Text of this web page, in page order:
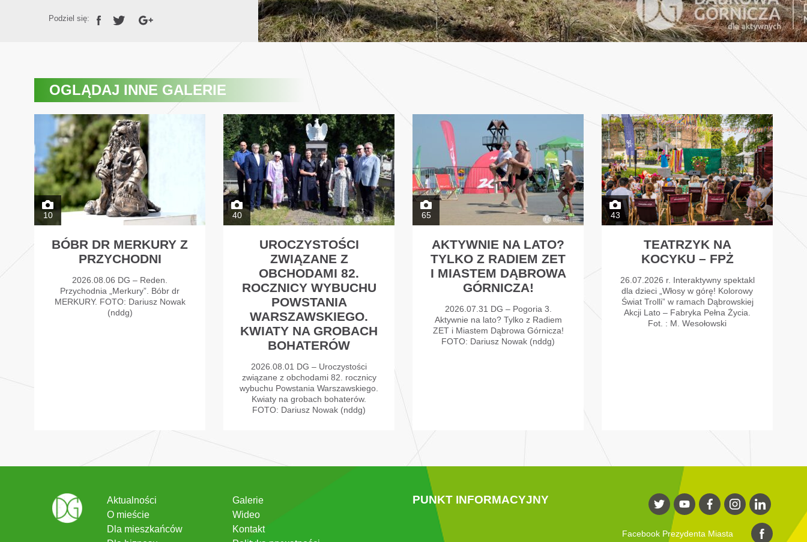
Podziel się:
OGLĄDAJ INNE GALERIE
10
BÓBR DR MERKURY Z
PRZYCHODNI
2026.08.06 DG – Reden.
Przychodnia „Merkury”. Bóbr dr
MERKURY. FOTO: Dariusz Nowak
(nddg)
40
UROCZYSTOŚCI
ZWIĄZANE Z
OBCHODAMI 82.
ROCZNICY WYBUCHU
POWSTANIA
WARSZAWSKIEGO.
KWIATY NA GROBACH
BOHATERÓW
2026.08.01 DG – Uroczystości
związane z obchodami 82. rocznicy
wybuchu Powstania Warszawskiego.
Kwiaty na grobach bohaterów.
FOTO: Dariusz Nowak (nddg)
65
AKTYWNIE NA LATO?
TYLKO Z RADIEM ZET
I MIASTEM DĄBROWA
GÓRNICZA!
2026.07.31 DG – Pogoria 3.
Aktywnie na lato? Tylko z Radiem
ZET i Miastem Dąbrowa Górnicza!
FOTO: Dariusz Nowak (nddg)
43
TEATRZYK NA
KOCYKU – FPŻ
26.07.2026 r. Interaktywny spektakl
dla dzieci „Włosy w górę! Kolorowy
Świat Trolli” w ramach Dąbrowskiej
Akcji Lato – Fabryka Pełna Życia.
Fot. : M. Wesołowski
Aktualności
O mieście
Dla mieszkańców
Galerie
Wideo
Kontakt
PUNKT INFORMACYJNY
Facebook Prezydenta Miasta